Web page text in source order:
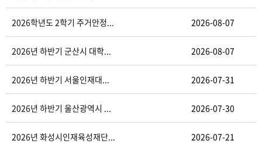
2026학년도 2학기 주거안정... 2026-08-07
2026년 하반기 군산시 대학... 2026-08-07
2026년 하반기 서울인재대... 2026-07-31
2026년 하반기 울산광역시 ... 2026-07-30
2026년 화성시인재육성재단... 2026-07-21